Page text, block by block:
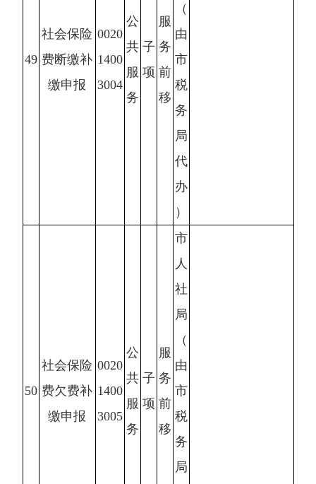
49
社会保险
费断缴补
缴申报
0020
1400
3004
公
共
服
务
子
项
服
务
前
移
（
由
市
税
务
局
代
办
）
50
社会保险
费欠费补
缴申报
0020
1400
3005
公
共
服
务
子
项
服
务
前
移
市
人
社
局
（
由
市
税
务
局